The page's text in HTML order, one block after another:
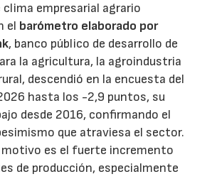
clima empresarial agrario
el barómetro elaborado por
, banco público de desarrollo de
la agricultura, la agroindustria
descendió en la encuesta del
hasta los -2,9 puntos, su
desde 2016, confirmando el
que atraviesa el sector.
motivo es el fuerte incremento
de producción, especialmente